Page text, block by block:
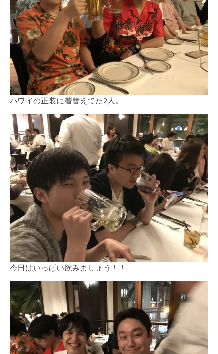
ハワイの正装に着替えてた2人。
今日はいっぱい飲みましょう！！